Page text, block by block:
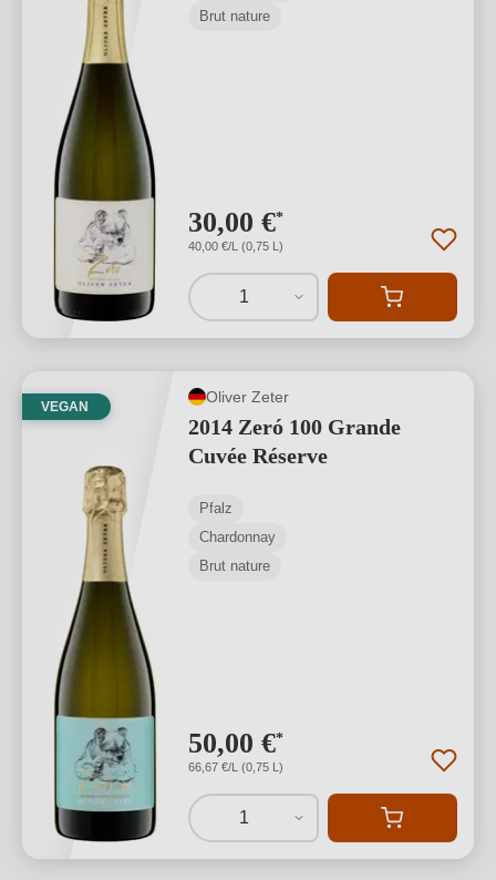
Brut nature
30,00 €*
40,00 €/L (0,75 L)
1
VEGAN
Oliver Zeter
2014 Zeró 100 Grande
Cuvée Réserve
Pfalz
Chardonnay
Brut nature
50,00 €*
66,67 €/L (0,75 L)
1